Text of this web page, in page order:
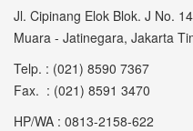
Jl. Cipinang Elok Blok. J No.
Muara - Jatinegara, Jakarta
Telp. : (021) 8590 7367
Fax. : (021) 8591 3470
HP/WA : 0813-2158-622